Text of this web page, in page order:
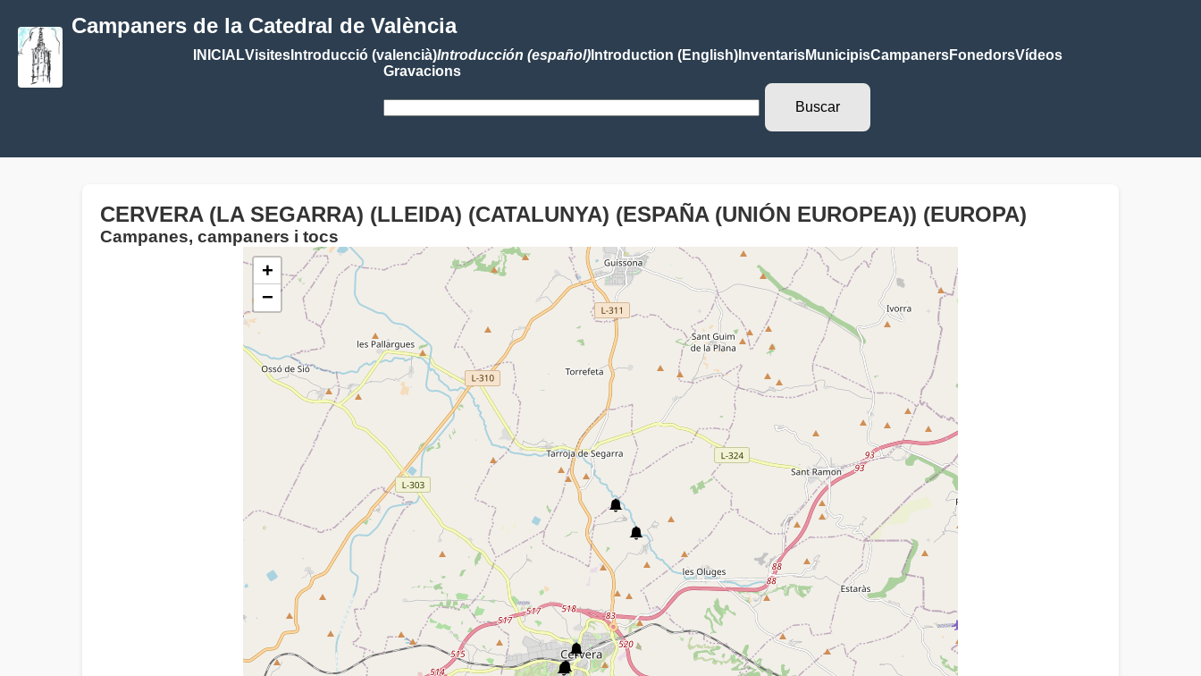
Campaners de la Catedral de València
INICIALVisitesIntroducció (valencià)Introducción (español)Introduction (English)InventarisMunicipisCampanersFonedorsVídeos
Gravacions
CERVERA (LA SEGARRA) (LLEIDA) (CATALUNYA) (ESPAÑA (UNIÓN EUROPEA)) (EUROPA)
Campanes, campaners i tocs
+
−